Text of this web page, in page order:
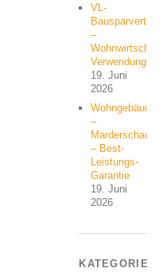
VL-
Bausparvertrag
–
Verwendung?
19. Juni
2026
Wohngebäude
–
Marderschaden
– Best-
Leistungs-
Garantie
19. Juni
2026
KATEGORIEN